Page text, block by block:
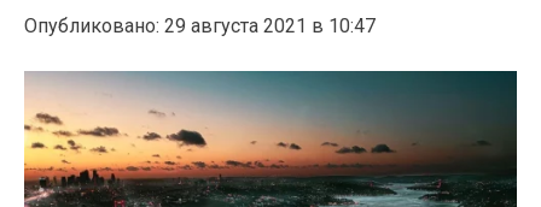
Опубликовано: 29 августа 2021 в 10:47